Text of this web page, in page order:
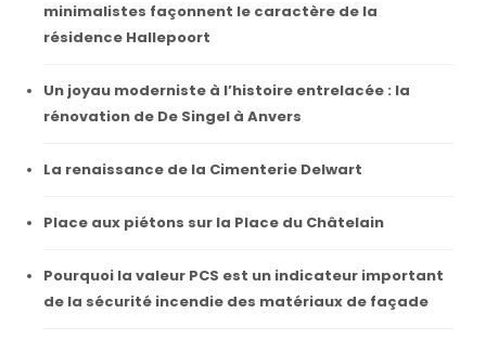
minimalistes façonnent le caractère de la
résidence Hallepoort
Un joyau moderniste à l’histoire entrelacée : la
rénovation de De Singel à Anvers
La renaissance de la Cimenterie Delwart
Place aux piétons sur la Place du Châtelain
Pourquoi la valeur PCS est un indicateur important
de la sécurité incendie des matériaux de façade